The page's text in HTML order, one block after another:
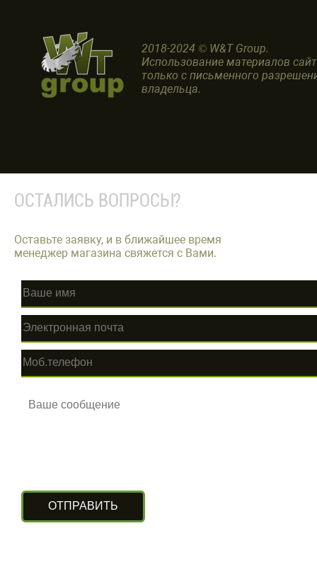
2018-2024 © W&T Group.
Использование материалов
только с письменного
владельца.
ОСТАЛИСЬ ВОПРОСЫ?
Оставьте заявку, и в ближайшее время
менеджер магазина свяжется с Вами.